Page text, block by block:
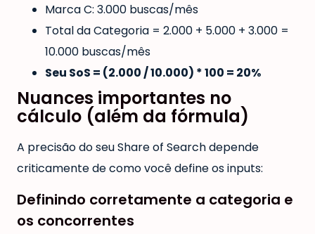
Marca C: 3.000 buscas/mês
Total da Categoria = 2.000 + 5.000 + 3.000 =
10.000 buscas/mês
Seu SoS = (2.000 / 10.000) * 100 = 20%
Nuances importantes no
cálculo (além da fórmula)
A precisão do seu Share of Search depende
criticamente de como você define os inputs:
Definindo corretamente a categoria e
os concorrentes